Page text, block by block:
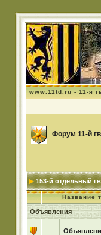
www.11td.ru - 11-я
Форум 11-й
153-й отдельный
Название
Объявления